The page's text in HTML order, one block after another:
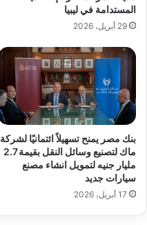
المستدامة في ليبيا
29 أبريل، 2026
بنك مصر يمنح تسهيلاً ائتمانيًا لشركة
ماك لتصنيع وسائل النقل بقيمة 2.7
مليار جنيه لتمويل انشاء مصنع
سيارات جديد
17 أبريل، 2026